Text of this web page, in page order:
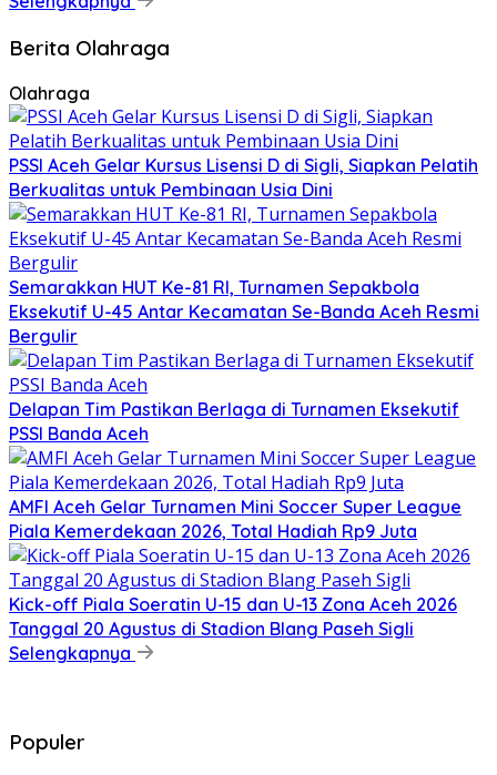
Berita Olahraga
Olahraga
PSSI Aceh Gelar Kursus Lisensi D di Sigli, Siapkan Pelatih
Berkualitas untuk Pembinaan Usia Dini
Semarakkan HUT Ke-81 RI, Turnamen Sepakbola
Eksekutif U-45 Antar Kecamatan Se-Banda Aceh Resmi
Bergulir
Delapan Tim Pastikan Berlaga di Turnamen Eksekutif
PSSI Banda Aceh
AMFI Aceh Gelar Turnamen Mini Soccer Super League
Piala Kemerdekaan 2026, Total Hadiah Rp9 Juta
Kick-off Piala Soeratin U-15 dan U-13 Zona Aceh 2026
Tanggal 20 Agustus di Stadion Blang Paseh Sigli
Selengkapnya
Populer